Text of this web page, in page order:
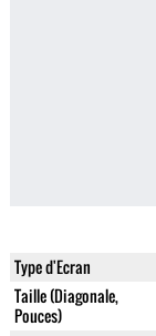
Type d'Ecran
Taille (Diagonale,
Pouces)